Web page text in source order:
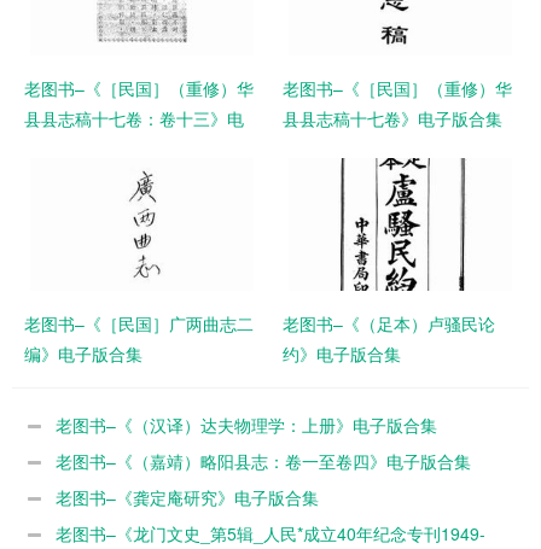
老图书–《［民国］（重修）华
县县志稿十七卷：卷十三》电
老图书–《［民国］（重修）华
县县志稿十七卷》电子版合集
老图书–《［民国］广两曲志二
编》电子版合集
老图书–《（足本）卢骚民论
约》电子版合集
老图书–《（汉译）达夫物理学：上册》电子版合集
老图书–《（嘉靖）略阳县志：卷一至卷四》电子版合集
老图书–《龚定庵研究》电子版合集
老图书–《龙门文史_第5辑_人民*成立40年纪念专刊1949-